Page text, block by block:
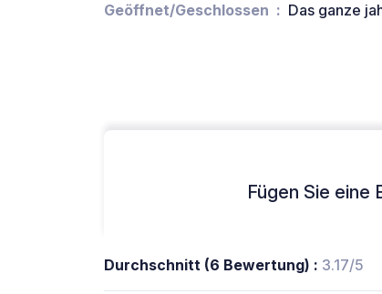
Geöffnet/Geschlossen
Das ganze
Fügen Sie eine
Durchschnitt (6 Bewertung) : 3.17/5